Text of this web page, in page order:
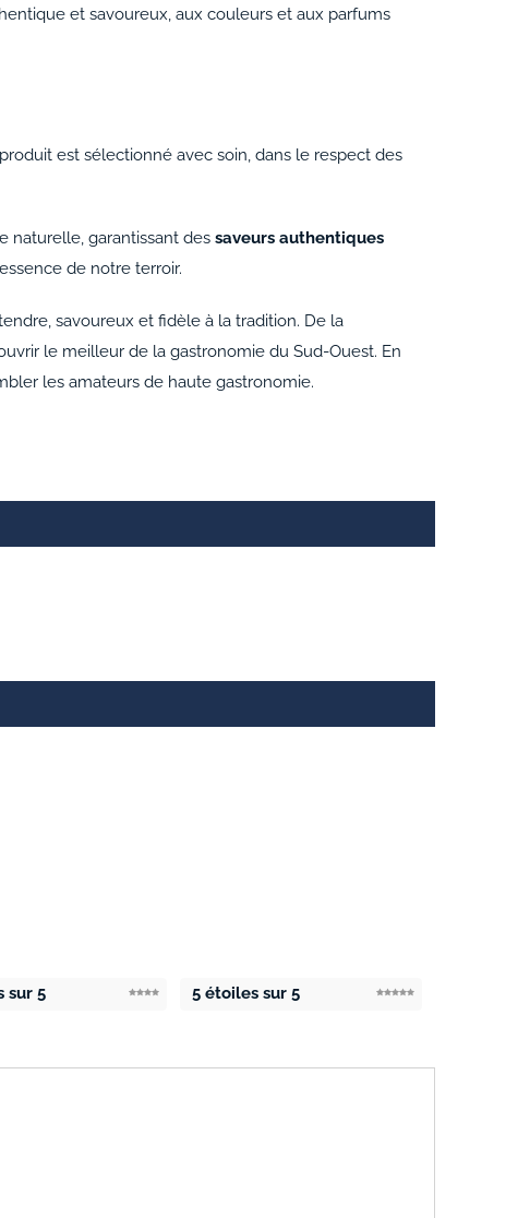
et savoureux, aux couleurs et aux parfums
est sélectionné avec soin, dans le respect des
naturelle, garantissant des saveurs authentiques
de notre terroir.
savoureux et fidèle à la tradition. De la
le meilleur de la gastronomie du Sud-Ouest. En
les amateurs de haute gastronomie.
sur 5 5 étoiles sur 5